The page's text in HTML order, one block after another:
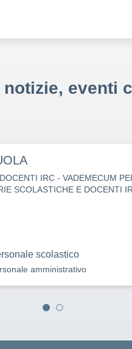
eventi
IRC - VADEMECUM
SCOLASTICHE E DOCENTI
scolastico
amministrativo